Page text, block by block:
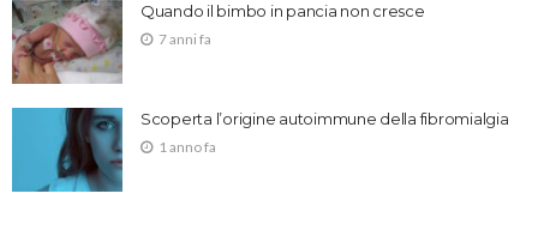
Quando il bimbo in pancia non cresce
7 anni fa
Scoperta l’origine autoimmune della fibromialgia
1 anno fa